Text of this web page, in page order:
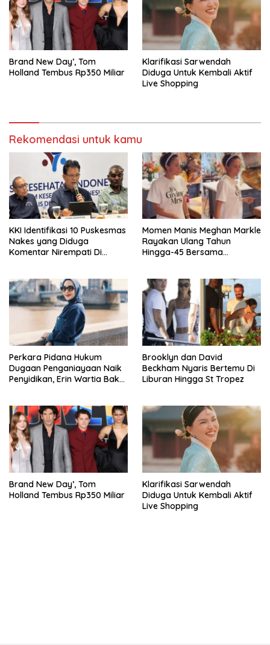
Brand New Day’, Tom
Holland Tembus Rp350 Miliar
Klarifikasi Sarwendah
Diduga Untuk Kembali Aktif
Live Shopping
Rekomendasi untuk kamu
KKI Identifikasi 10 Puskesmas
Nakes yang Diduga
Komentar Nirempati Di
Momen Manis Meghan Markle
Rayakan Ulang Tahun
Hingga-45 Bersama
Perkara Pidana Hukum
Dugaan Penganiayaan Naik
Penyidikan, Erin Wartia Bakal
Brooklyn dan David
Beckham Nyaris Bertemu Di
Liburan Hingga St Tropez
Brand New Day’, Tom
Holland Tembus Rp350 Miliar
Klarifikasi Sarwendah
Diduga Untuk Kembali Aktif
Live Shopping